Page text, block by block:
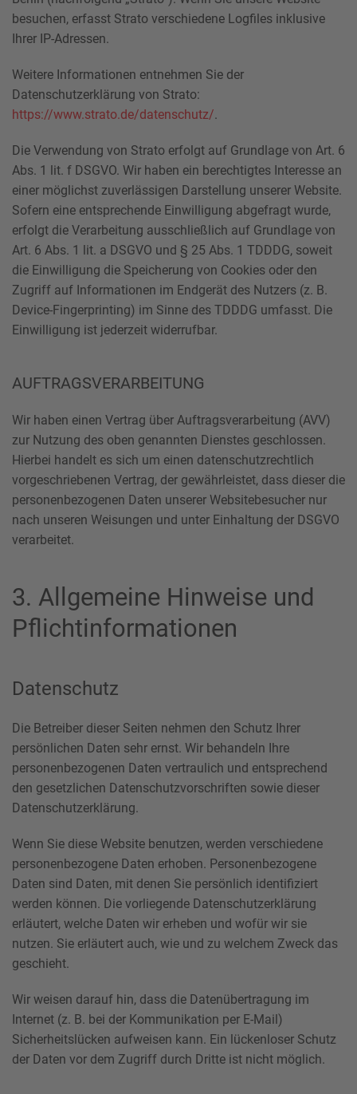
besuchen, erfasst Strato verschiedene Logfiles inklusive
Ihrer IP-Adressen.
Weitere Informationen entnehmen Sie der
Datenschutzerklärung von Strato:
https://www.strato.de/datenschutz/.
Die Verwendung von Strato erfolgt auf Grundlage von Art. 6
Abs. 1 lit. f DSGVO. Wir haben ein berechtigtes Interesse an
einer möglichst zuverlässigen Darstellung unserer Website.
Sofern eine entsprechende Einwilligung abgefragt wurde,
erfolgt die Verarbeitung ausschließlich auf Grundlage von
Art. 6 Abs. 1 lit. a DSGVO und § 25 Abs. 1 TDDDG, soweit
die Einwilligung die Speicherung von Cookies oder den
Zugriff auf Informationen im Endgerät des Nutzers (z. B.
Device-Fingerprinting) im Sinne des TDDDG umfasst. Die
Einwilligung ist jederzeit widerrufbar.
AUFTRAGSVERARBEITUNG
Wir haben einen Vertrag über Auftragsverarbeitung (AVV)
zur Nutzung des oben genannten Dienstes geschlossen.
Hierbei handelt es sich um einen datenschutzrechtlich
vorgeschriebenen Vertrag, der gewährleistet, dass dieser die
personenbezogenen Daten unserer Websitebesucher nur
nach unseren Weisungen und unter Einhaltung der DSGVO
verarbeitet.
3. Allgemeine Hinweise und
Pflicht­informationen
Datenschutz
Die Betreiber dieser Seiten nehmen den Schutz Ihrer
persönlichen Daten sehr ernst. Wir behandeln Ihre
personenbezogenen Daten vertraulich und entsprechend
den gesetzlichen Datenschutzvorschriften sowie dieser
Datenschutzerklärung.
Wenn Sie diese Website benutzen, werden verschiedene
personenbezogene Daten erhoben. Personenbezogene
Daten sind Daten, mit denen Sie persönlich identifiziert
werden können. Die vorliegende Datenschutzerklärung
erläutert, welche Daten wir erheben und wofür wir sie
nutzen. Sie erläutert auch, wie und zu welchem Zweck das
geschieht.
Wir weisen darauf hin, dass die Datenübertragung im
Internet (z. B. bei der Kommunikation per E-Mail)
Sicherheitslücken aufweisen kann. Ein lückenloser Schutz
der Daten vor dem Zugriff durch Dritte ist nicht möglich.